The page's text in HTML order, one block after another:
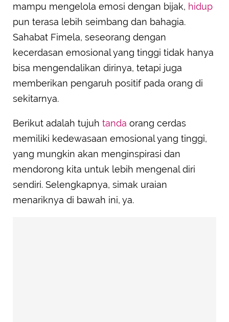
Kemampuan untuk Mengelola Stres dengan
Elegan
Menghargai Perasaan Orang Lain tanpa
Kehilangan Diri Sendiri
Berani Mengambil Tanggung Jawab atas Pilihan
dan Tindakannya
Menjaga Keharmonisan dalam Hubungan dengan
Mampu Menemukan Keseimbangan antara
Ambisi dan Ketenangan
mampu mengelola emosi dengan bijak, hidup
pun terasa lebih seimbang dan bahagia.
Sahabat Fimela, seseorang dengan
kecerdasan emosional yang tinggi tidak hanya
bisa mengendalikan dirinya, tetapi juga
memberikan pengaruh positif pada orang di
sekitarnya.
Berikut adalah tujuh tanda orang cerdas
memiliki kedewasaan emosional yang tinggi,
yang mungkin akan menginspirasi dan
mendorong kita untuk lebih mengenal diri
sendiri. Selengkapnya, simak uraian
menariknya di bawah ini, ya.